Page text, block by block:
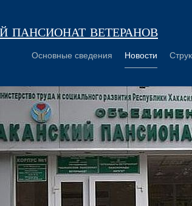
ветеранов
Основные сведения Новости